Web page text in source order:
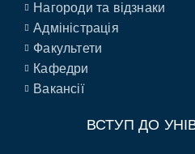
Нагороди та відзнаки
Адміністрація
Факультети
Кафедри
Вакансії
ВСТУП ДО